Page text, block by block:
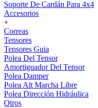
Soporte De Cardán Para 4x4
Accesorios
+
Correas
Tensores
Tensores Guia
Polea Del Tensor
Amortiguador Del Tensor
Polea Damper
Polea Alt Marcha Libre
Polea Dirección Hidráulica
Otros